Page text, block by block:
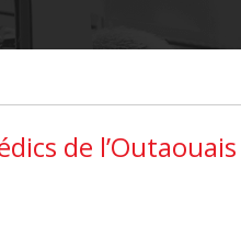
de l’Outaouais